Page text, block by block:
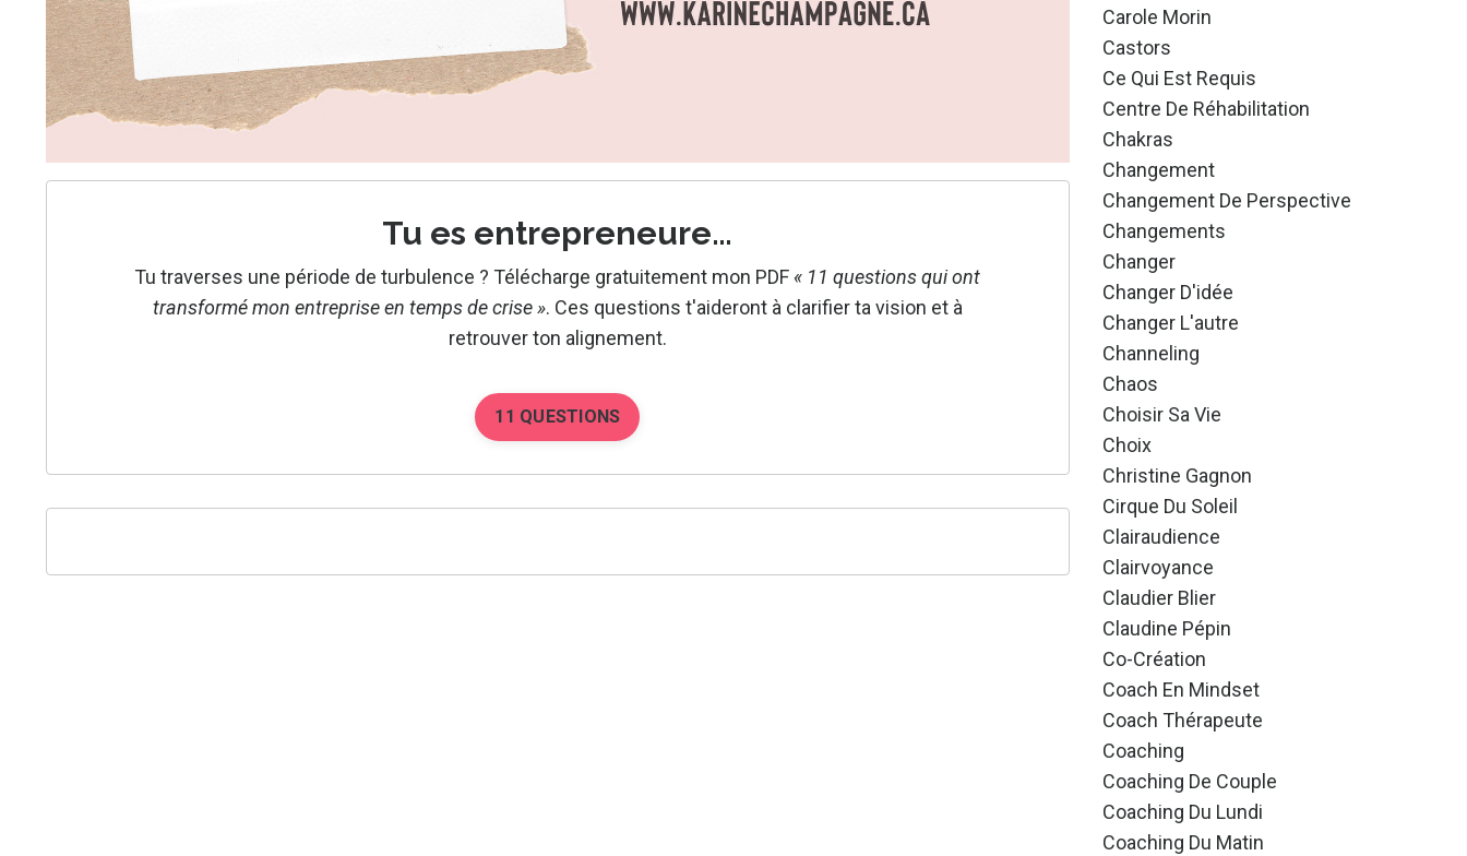
Tu es entrepreneure…
Tu traverses une période de turbulence ? Télécharge gratuitement mon PDF « 11 questions qui ont
transformé mon entreprise en temps de crise ». Ces questions t'aideront à clarifier ta vision et à
retrouver ton alignement.
11 QUESTIONS
Carole Morin
Castors
Ce Qui Est Requis
Centre De Réhabilitation
Chakras
Changement
Changement De Perspective
Changements
Changer
Changer D'idée
Changer L'autre
Channeling
Chaos
Choisir Sa Vie
Choix
Christine Gagnon
Cirque Du Soleil
Clairaudience
Clairvoyance
Claudier Blier
Claudine Pépin
Co-Création
Coach En Mindset
Coach Thérapeute
Coaching
Coaching De Couple
Coaching Du Lundi
Coaching Du Matin